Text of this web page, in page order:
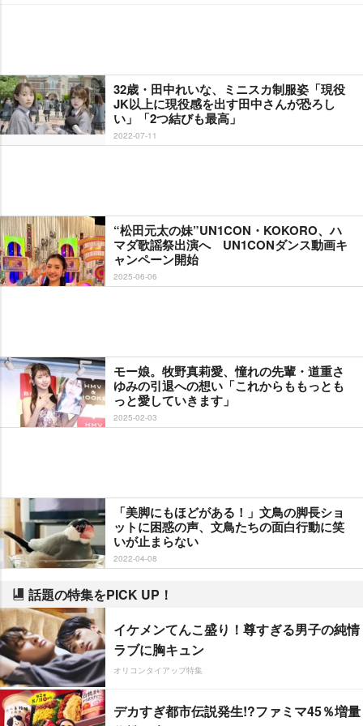
32歳・田中れいな、ミニスカ制服姿「現役
JK以上に現役感を出す田中さんが恐ろし
い」「2つ結びも最高」
2022-07-11
“松田元太の妹”UN1CON・KOKORO、ハ
マダ歌謡祭出演へ UN1CONダンス動画キ
ャンペーン開始
2025-06-06
モー娘。牧野真莉愛、憧れの先輩・道重さ
ゆみの引退への想い「これからももっとも
っと愛していきます」
2025-02-03
「美脚にもほどがある！」文鳥の脚長ショ
ットに困惑の声、文鳥たちの面白行動に笑
いが止まらない
2022-04-08
話題の特集をPICK UP！
イケメンてんこ盛り！尊すぎる男子の純情
ラブに胸キュン
オリコンタイアップ特集
デカすぎ都市伝説発生!?ファミマ45％増量